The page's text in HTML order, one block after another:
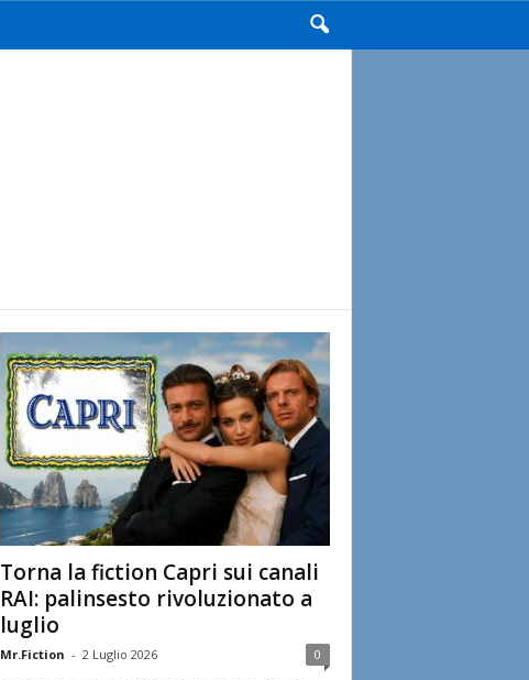
Torna la fiction Capri sui canali
RAI: palinsesto rivoluzionato a
luglio
Mr.Fiction - 2 Luglio 2026 0